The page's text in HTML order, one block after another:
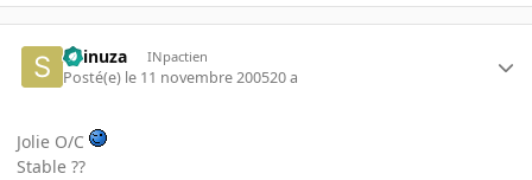
Shinuza INpactien
Posté(e) le 11 novembre 200520 a
Jolie O/C
Stable ??